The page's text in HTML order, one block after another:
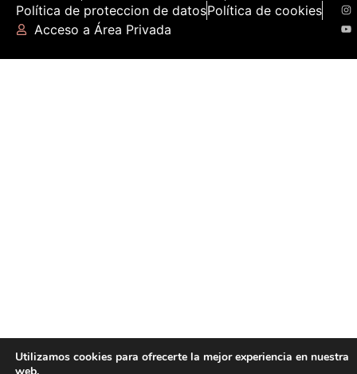
Política de proteccion de datosPolítica de cookies
Acceso a Área Privada
Utilizamos cookies para ofrecerte la mejor experiencia en nuestra